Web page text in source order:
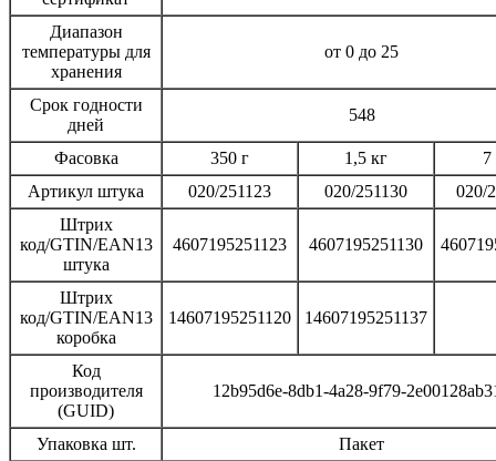
Диапазон
температуры для
хранения
от 0 до 25
Срок годности
дней
548
Фасовка 350 г 1,5 кг
7
Артикул штука
020/251123 020/251130
020/
Штрих
код/GTIN/EAN13
штука
4607195251123 4607195251130
Штрих
код/GTIN/EAN13
коробка
14607195251120 14607195251137
Код
производителя
(GUID)
12b95d6e-8db1-4a28-9f79-
Упаковка шт.
Пакет